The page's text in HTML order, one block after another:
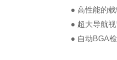
● 高性能的
● 超大导航
● 自动BGA